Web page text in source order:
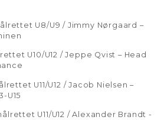
U8/U9 / Jimmy Nørgaard –
U10/U12 / Jeppe Qvist – Head
U11/U12 / Jacob Nielsen –
U15
U11/U12 / Alexander Brandt -